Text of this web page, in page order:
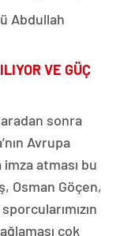
Abdullah
VE GÜÇ
sonra
Avrupa
atması bu
Osman Göçen,
çok